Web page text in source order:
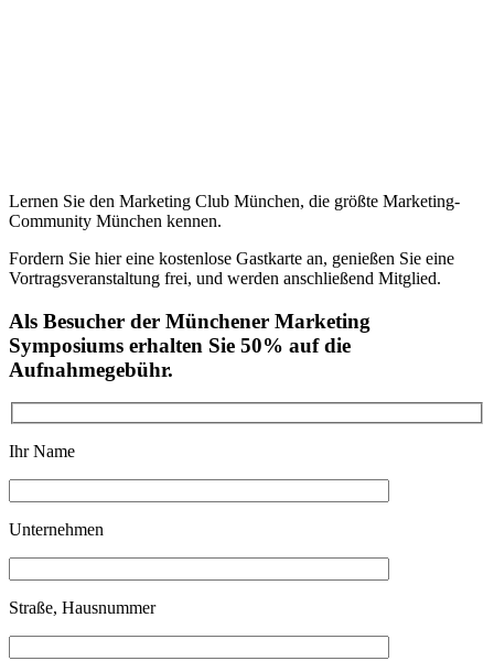
Lernen Sie den Marketing Club München, die größte Marketing-
Community München kennen.
Fordern Sie hier eine kostenlose Gastkarte an, genießen Sie eine
Vortragsveranstaltung frei, und werden anschließend Mitglied.
Als Besucher der Münchener Marketing
Symposiums erhalten Sie 50% auf die
Aufnahmegebühr.
Ihr Name
Unternehmen
Straße, Hausnummer